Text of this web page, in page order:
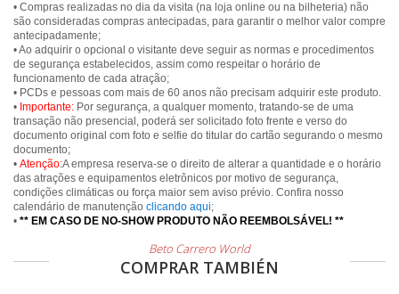
• Compras realizadas no dia da visita (na loja online ou na bilheteria) não
são consideradas compras antecipadas, para garantir o melhor valor compre
antecipadamente;
• Ao adquirir o opcional o visitante deve seguir as normas e procedimentos
de segurança estabelecidos, assim como respeitar o horário de
funcionamento de cada atração;
• PCDs e pessoas com mais de 60 anos não precisam adquirir este produto.
• Importante: Por segurança, a qualquer momento, tratando-se de uma
transação não presencial, poderá ser solicitado foto frente e verso do
documento original com foto e selfie do titular do cartão segurando o mesmo
documento;
• Atenção:A empresa reserva-se o direito de alterar a quantidade e o horário
das atrações e equipamentos eletrônicos por motivo de segurança,
condições climáticas ou força maior sem aviso prévio. Confira nosso
calendário de manutenção clicando aqui;
• ** EM CASO DE NO-SHOW PRODUTO NÃO REEMBOLSÁVEL! **
Beto Carrero World
COMPRAR TAMBIÉN